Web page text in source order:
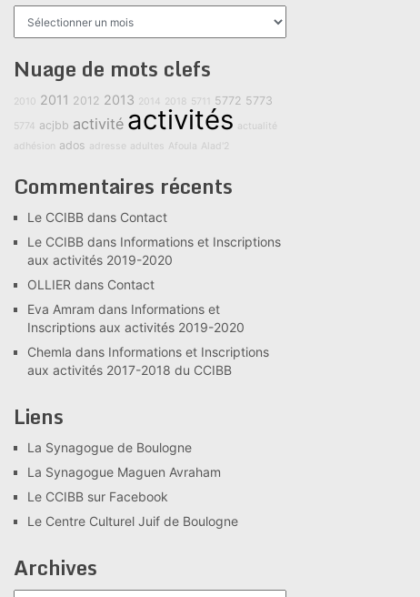
Nuage de mots clefs
2010 2011 2012 2013 2014 2018 5711 5772 5773
5774 acjbb activité activités actualité
adhésion ados adresse adultes Afoula Alad'2
Commentaires récents
Le CCIBB dans Contact
Le CCIBB dans Informations et Inscriptions
aux activités 2019-2020
OLLIER dans Contact
Eva Amram dans Informations et
Inscriptions aux activités 2019-2020
Chemla dans Informations et Inscriptions
aux activités 2017-2018 du CCIBB
Liens
La Synagogue de Boulogne
La Synagogue Maguen Avraham
Le CCIBB sur Facebook
Le Centre Culturel Juif de Boulogne
Archives